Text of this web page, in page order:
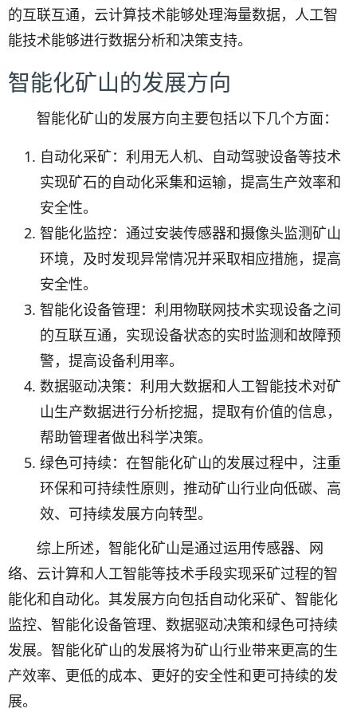
的互联互通，云计算技术能够处理海量数据，人工智
能技术能够进行数据分析和决策支持。
智能化矿山的发展方向
智能化矿山的发展方向主要包括以下几个方面：
自动化采矿：利用无人机、自动驾驶设备等技术
实现矿石的自动化采集和运输，提高生产效率和
安全性。
智能化监控：通过安装传感器和摄像头监测矿山
环境，及时发现异常情况并采取相应措施，提高
安全性。
智能化设备管理：利用物联网技术实现设备之间
的互联互通，实现设备状态的实时监测和故障预
警，提高设备利用率。
数据驱动决策：利用大数据和人工智能技术对矿
山生产数据进行分析挖掘，提取有价值的信息，
帮助管理者做出科学决策。
绿色可持续：在智能化矿山的发展过程中，注重
环保和可持续性原则，推动矿山行业向低碳、高
效、可持续发展方向转型。
综上所述，智能化矿山是通过运用传感器、网
络、云计算和人工智能等技术手段实现采矿过程的智
能化和自动化。其发展方向包括自动化采矿、智能化
监控、智能化设备管理、数据驱动决策和绿色可持续
发展。智能化矿山的发展将为矿山行业带来更高的生
产效率、更低的成本、更好的安全性和更可持续的发
展。